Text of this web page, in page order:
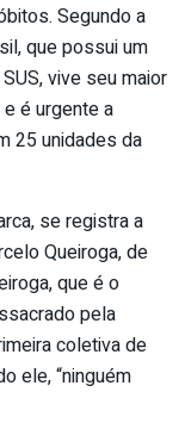
Segundo a
que possui um
vive seu maior
é urgente a
25 unidades da
se registra a
Queiroga, de
que é o
pela
coletiva de
ele, “ninguém